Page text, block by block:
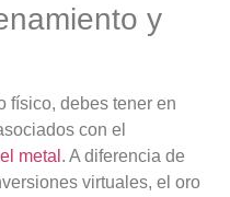
y
físico, debes tener en
con el
metal . A diferencia de
virtuales, el oro